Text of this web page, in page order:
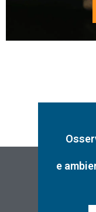
e